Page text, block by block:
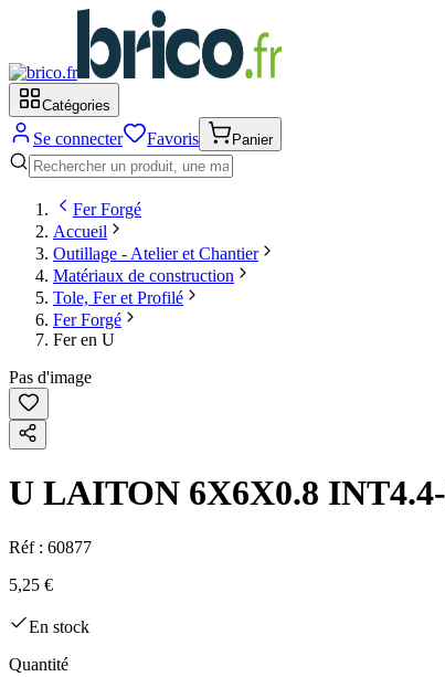
Catégories
Se connecter Favoris Panier
Fer Forgé
Accueil
Outillage - Atelier et Chantier
Matériaux de construction
Tole, Fer et Profilé
Fer Forgé
Fer en U
Pas d'image
U LAITON 6X6X0.8
Réf : 60877
5,25 €
En stock
Quantité